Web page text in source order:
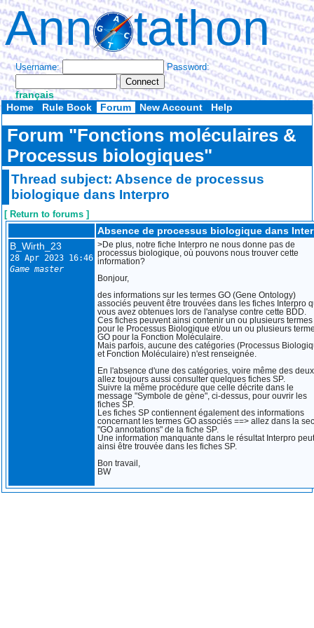
Ann tathon
Username: Password:
français
Home
Rule Book Forum New Account Help
Forum "Fonctions moléculaires &
Processus biologiques"
Thread subject: Absence de processus
biologique dans Interpro
[ Return to forums ]
Absence de processus biologique dans
B_Wirth_23
28 Apr 2023 16:46
Game master
>De plus, notre fiche Interpro ne nous donne pas de
processus biologique, où pouvons nous trouver cette
information?
Bonjour,
des informations sur les termes GO (Gene Ontology)
associés peuvent être trouvées dans les fiches Interpro
vous avez obtenues lors de l'analyse contre cette BDD.
Ces fiches peuvent ainsi contenir un ou plusieurs termes
pour le Processus Biologique et/ou un ou plusieurs
GO pour la Fonction Moléculaire.
Mais parfois, aucune des catégories (Processus
et Fonction Moléculaire) n'est renseignée.
En l'absence d'une des catégories, voire même des
allez toujours aussi consulter quelques fiches SP.
Suivre la même procédure que celle décrite dans le
message "Symbole de gène", ci-dessus, pour ouvrir les
fiches SP.
Les fiches SP contiennent également des informations
concernant les termes GO associés ==> allez dans la
"GO annotations" de la fiche SP.
Une information manquante dans le résultat Interpro peut
ainsi être trouvée dans les fiches SP.
Bon travail,
BW